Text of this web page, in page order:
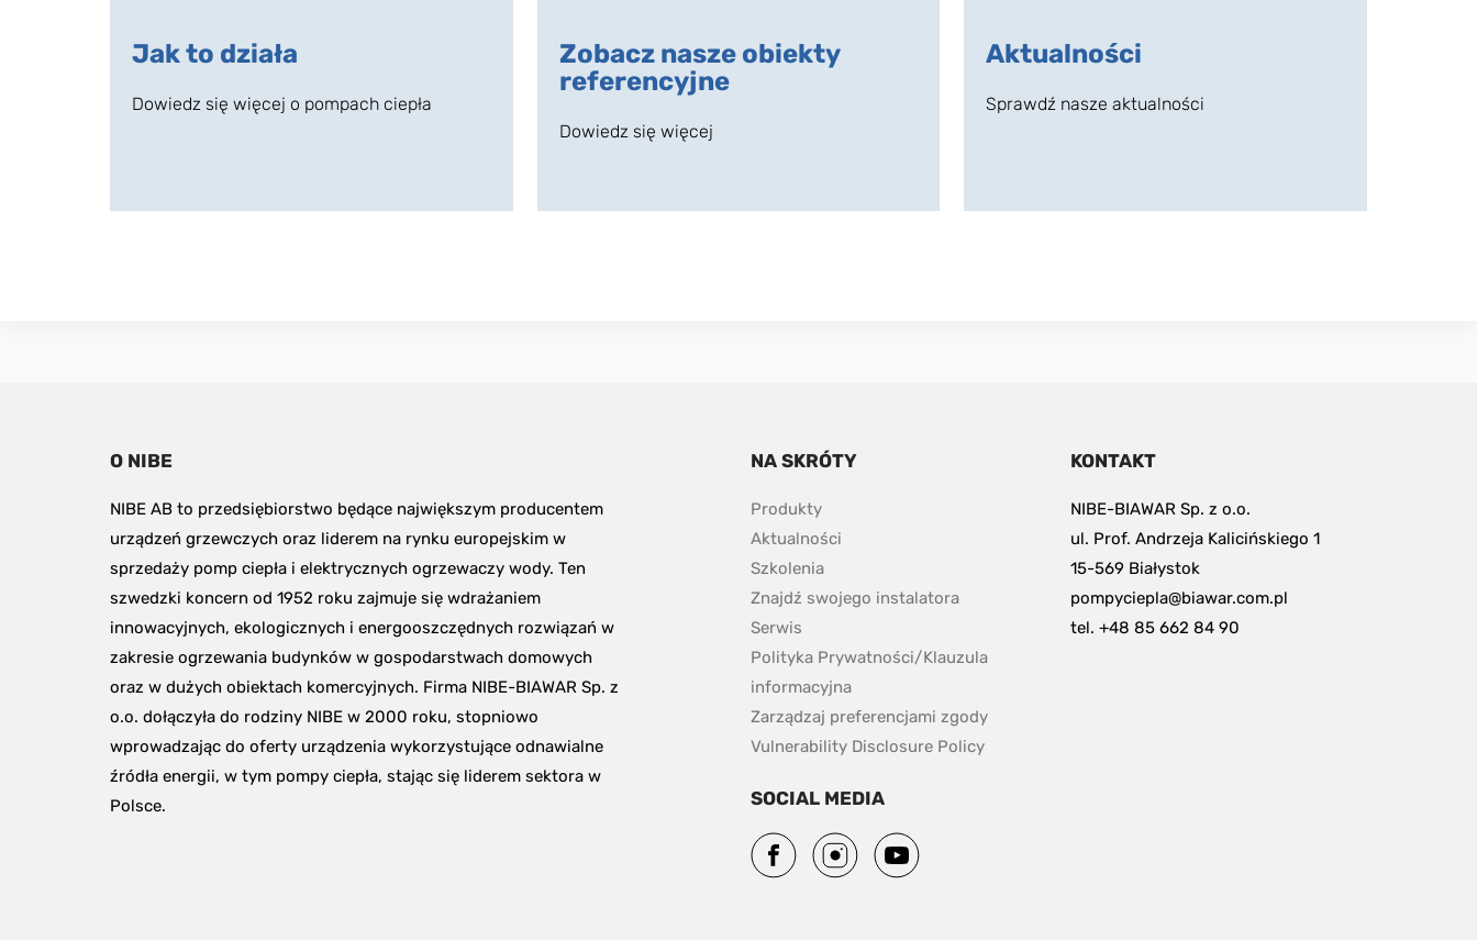
Jak to działa
Dowiedz się więcej o pompach ciepła
Zobacz nasze obiekty
referencyjne
Dowiedz się więcej
Aktualności
Sprawdź nasze aktualności
O NIBE
NIBE AB to przedsiębiorstwo będące największym producentem
urządzeń grzewczych oraz liderem na rynku europejskim w
sprzedaży pomp ciepła i elektrycznych ogrzewaczy wody. Ten
szwedzki koncern od 1952 roku zajmuje się wdrażaniem
innowacyjnych, ekologicznych i energooszczędnych rozwiązań w
zakresie ogrzewania budynków w gospodarstwach domowych
oraz w dużych obiektach komercyjnych. Firma NIBE-BIAWAR Sp. z
o.o. dołączyła do rodziny NIBE w 2000 roku, stopniowo
wprowadzając do oferty urządzenia wykorzystujące odnawialne
źródła energii, w tym pompy ciepła, stając się liderem sektora w
Polsce.
NA SKRÓTY
Produkty
Aktualności
Szkolenia
Znajdź swojego instalatora
Serwis
Polityka Prywatności/Klauzula
informacyjna
Zarządzaj preferencjami zgody
Vulnerability Disclosure Policypdf, 153.9 kB.
SOCIAL MEDIA
KONTAKT
NIBE-BIAWAR Sp. z o.o.
ul. Prof. Andrzeja Kalicińskiego 1
15-569 Białystok
pompyciepla@biawar.com.pl
tel. +48 85 662 84 90